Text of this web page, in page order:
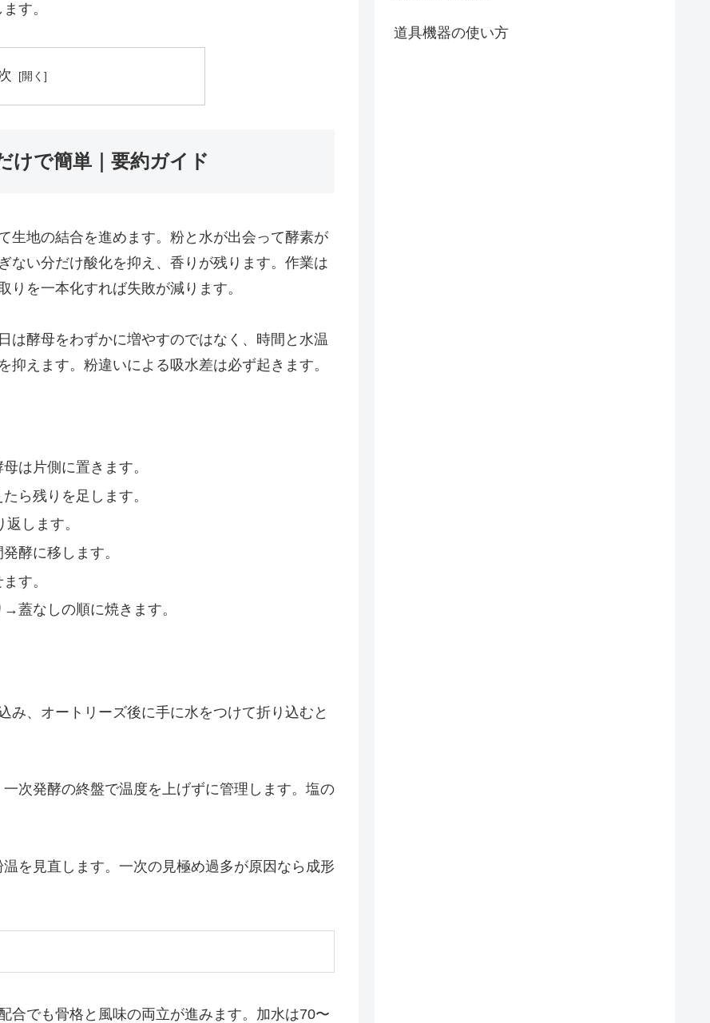
す。
けで簡単｜要約ガイド
生地の結合を進めます。粉と水が出会って酵素が
ない分だけ酸化を抑え、香りが残ります。作業は
を一本化すれば失敗が減ります。
は酵母をわずかに増やすのではなく、時間と水温
えます。粉違いによる吸水差は必ず起きます。
は片側に置きます。
ら残りを足します。
します。
酵に移します。
す。
蓋なしの順に焼きます。
み、オートリーズ後に手に水をつけて折り込むと
次発酵の終盤で温度を上げずに管理します。塩の
を見直します。一次の見極め過多が原因なら成形
合でも骨格と風味の両立が進みます。加水は70〜
道具機器の使い方